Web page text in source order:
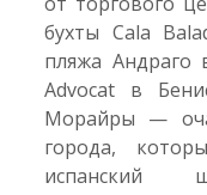
бухты Cala
пляжа
Advocat в
Морайры —
города,
испанский